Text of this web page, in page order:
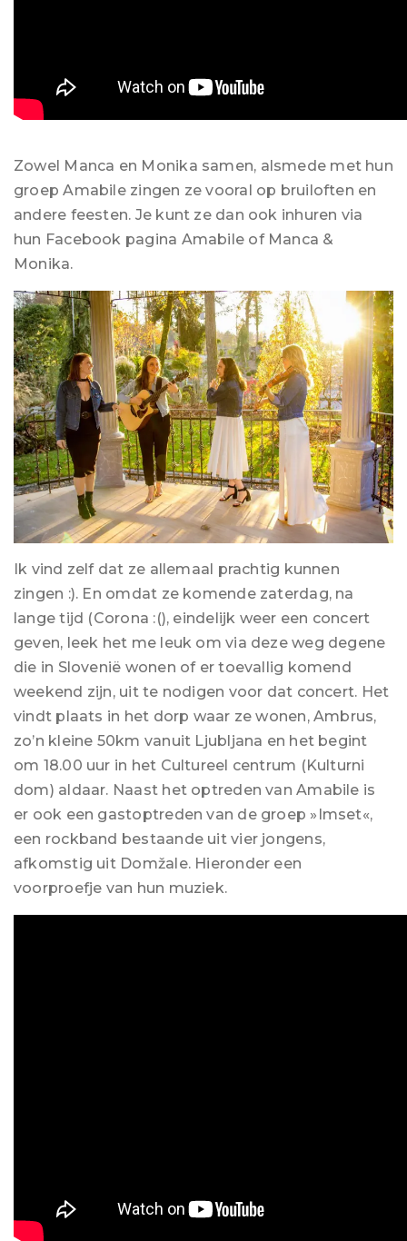
Zowel Manca en Monika samen, alsmede met hun
groep Amabile zingen ze vooral op bruiloften en
andere feesten. Je kunt ze dan ook inhuren via
hun Facebook pagina Amabile of Manca &
Monika.
Ik vind zelf dat ze allemaal prachtig kunnen
zingen :). En omdat ze komende zaterdag, na
lange tijd (Corona :(), eindelijk weer een concert
geven, leek het me leuk om via deze weg degene
die in Slovenië wonen of er toevallig komend
weekend zijn, uit te nodigen voor dat concert. Het
vindt plaats in het dorp waar ze wonen, Ambrus,
zo’n kleine 50km vanuit Ljubljana en het begint
om 18.00 uur in het Cultureel centrum (Kulturni
dom) aldaar. Naast het optreden van Amabile is
er ook een gastoptreden van de groep »Imset«,
een rockband bestaande uit vier jongens,
afkomstig uit Domžale. Hieronder een
voorproefje van hun muziek.